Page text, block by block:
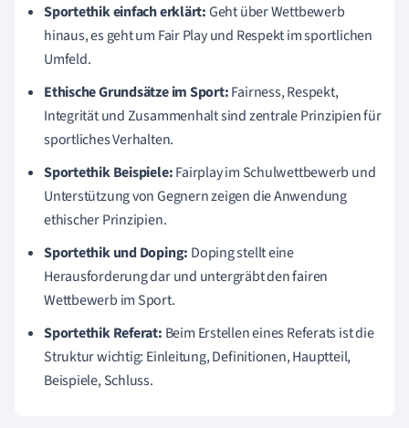
Sportethik einfach erklärt:Geht über Wettbewerb
hinaus, es geht um Fair Play und Respekt im sportlichen
Umfeld.
Ethische Grundsätze im Sport:Fairness, Respekt,
Integrität und Zusammenhalt sind zentrale Prinzipien für
sportliches Verhalten.
Sportethik Beispiele:Fairplay im Schulwettbewerb und
Unterstützung von Gegnern zeigen die Anwendung
ethischer Prinzipien.
Sportethik und Doping: Doping stellt eine
Herausforderung dar und untergräbt den fairen
Wettbewerb im Sport.
Sportethik Referat: Beim Erstellen eines Referats ist die
Struktur wichtig: Einleitung, Definitionen, Hauptteil,
Beispiele, Schluss.